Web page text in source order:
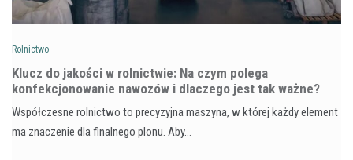
Rolnictwo
Klucz do jakości w rolnictwie: Na czym polega
konfekcjonowanie nawozów i dlaczego jest tak ważne?
Współczesne rolnictwo to precyzyjna maszyna, w której każdy element
ma znaczenie dla finalnego plonu. Aby…